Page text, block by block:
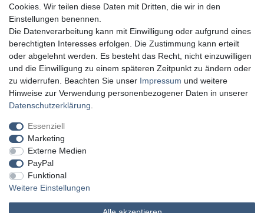
Cookies. Wir teilen diese Daten mit Dritten, die wir in den
Einstellungen benennen.
Die Datenverarbeitung kann mit Einwilligung oder aufgrund eines
berechtigten Interesses erfolgen. Die Zustimmung kann erteilt
oder abgelehnt werden. Es besteht das Recht, nicht einzuwilligen
und die Einwilligung zu einem späteren Zeitpunkt zu ändern oder
zu widerrufen. Beachten Sie unser Impressum und weitere
Hinweise zur Verwendung personenbezogener Daten in unserer
Daten­schutz­erklärung
Essenziell
Marketing
Externe Medien
PayPal
Funktional
Weitere Einstellungen